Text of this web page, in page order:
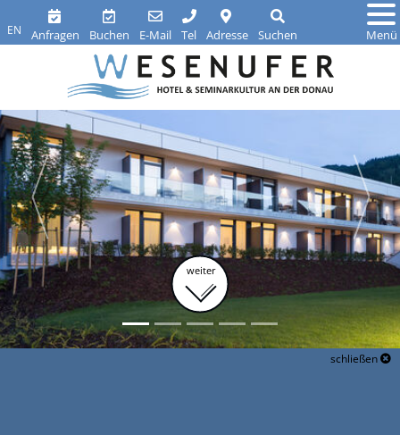
EN Anfragen Buchen E-Mail Tel Adresse Suchen Menü
weiter
schließen